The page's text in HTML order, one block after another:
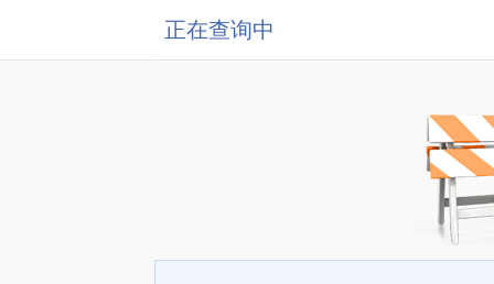
正在查询中